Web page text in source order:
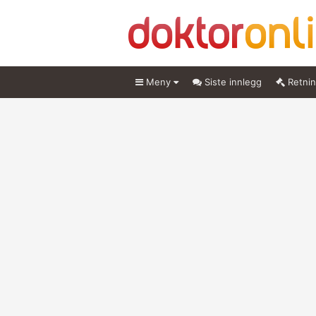
Meny Siste innlegg